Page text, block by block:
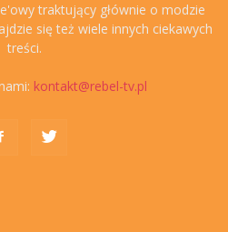
traktujący głównie o modzie
się też wiele innych ciekawych
treści.
kontakt@rebel-tv.pl